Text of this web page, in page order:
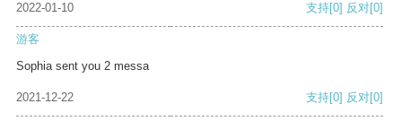
2022-01-10 支持[0] 反对[0]
游客
Sophia sent you 2 messa
2021-12-22 支持[0] 反对[0]